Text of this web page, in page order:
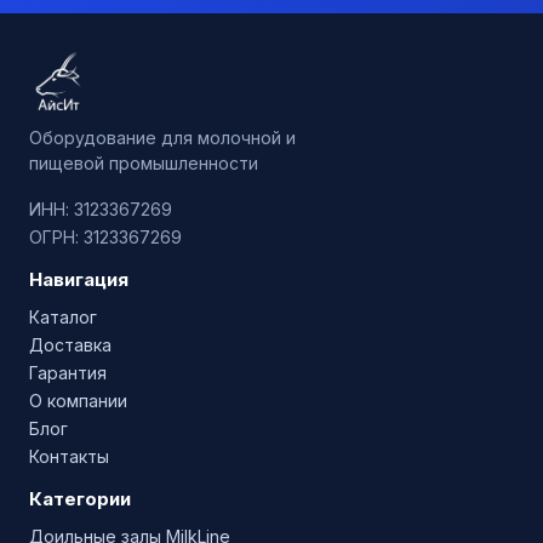
Оборудование для молочной и
пищевой промышленности
ИНН: 3123367269
ОГРН: 3123367269
Навигация
Каталог
Доставка
Гарантия
О компании
Блог
Контакты
Категории
Доильные залы MilkLine